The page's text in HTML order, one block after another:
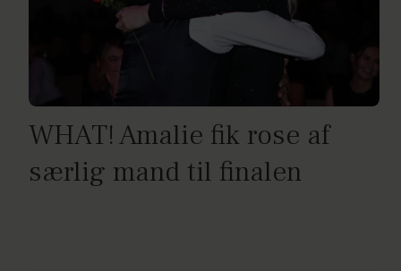
WHAT! Amalie fik rose af
særlig mand til finalen